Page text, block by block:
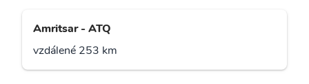
Amritsar - ATQ
vzdálené 253 km